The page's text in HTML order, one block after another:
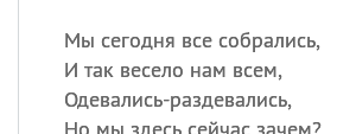
Мы сегодня все собрались,
И так весело нам всем,
Одевались-раздевались,